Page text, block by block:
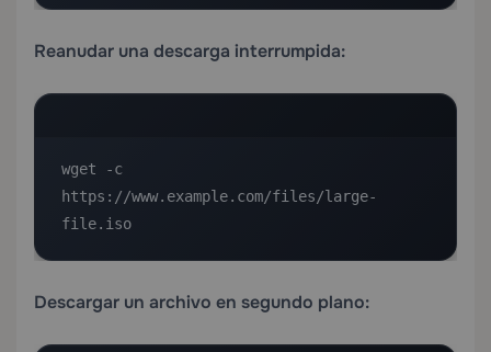
Reanudar una descarga interrumpida:
wget -c
https://www.example.com/files/large-
file.iso
Descargar un archivo en segundo plano: